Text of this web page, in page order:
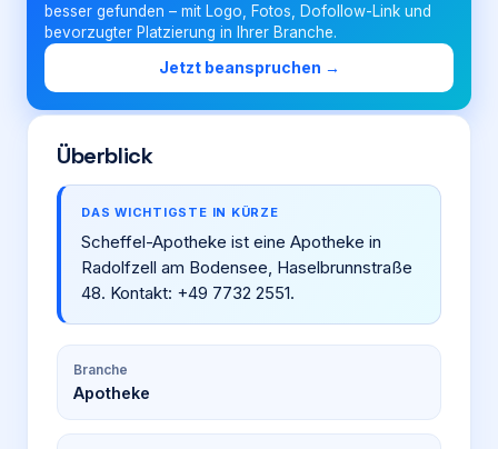
besser gefunden – mit Logo, Fotos, Dofollow-Link und
bevorzugter Platzierung in Ihrer Branche.
Jetzt beanspruchen →
Überblick
DAS WICHTIGSTE IN KÜRZE
Scheffel-Apotheke ist eine Apotheke in
Radolfzell am Bodensee, Haselbrunnstraße
48. Kontakt: +49 7732 2551.
Branche
Apotheke